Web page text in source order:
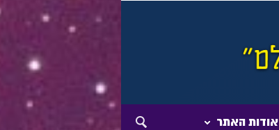
אודות האתר